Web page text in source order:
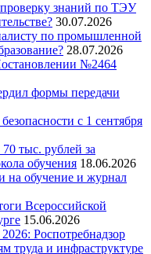
знаний по ТЭУ
30.07.2026
по промышленной
28.07.2026
№2464
формы передачи
с 1 сентября
тыс. рублей за
обучения 18.06.2026
на обучение и журнал
Всероссийской
15.06.2026
Роспотребнадзор
труда и инфраструктуре